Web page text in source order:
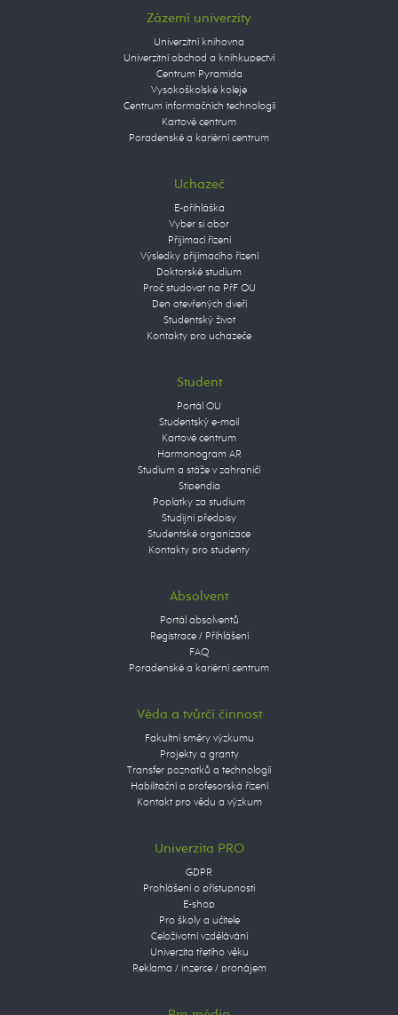
Zázemí univerzity
Univerzitní knihovna
Univerzitní obchod a knihkupectví
Centrum Pyramida
Vysokoškolské koleje
Centrum informačních technologií
Kartové centrum
Poradenské a kariérní centrum
Uchazeč
E-přihláška
Vyber si obor
Přijímací řízení
Výsledky přijímacího řízení
Doktorské studium
Proč studovat na PřF OU
Den otevřených dveří
Studentský život
Kontakty pro uchazeče
Student
Portál OU
Studentský e-mail
Kartové centrum
Harmonogram AR
Studium a stáže v zahraničí
Stipendia
Poplatky za studium
Studijní předpisy
Studentské organizace
Kontakty pro studenty
Absolvent
Portál absolventů
Registrace / Přihlášení
FAQ
Poradenské a kariérní centrum
Věda a tvůrčí činnost
Fakultní směry výzkumu
Projekty a granty
Transfer poznatků a technologií
Habilitační a profesorská řízení
Kontakt pro vědu a výzkum
Univerzita PRO
GDPR
Prohlášení o přístupnosti
E-shop
Pro školy a učitele
Celoživotní vzdělávání
Univerzita třetího věku
Reklama / inzerce / pronájem